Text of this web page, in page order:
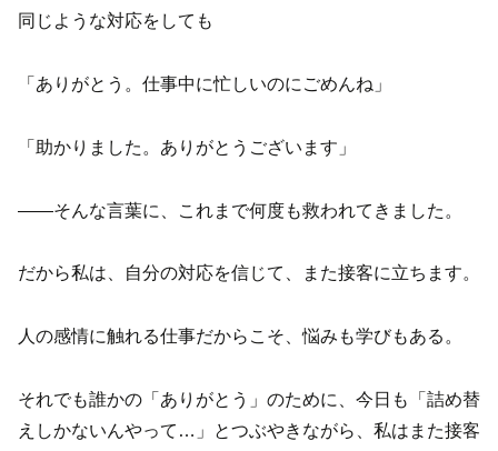
同じような対応をしても
「ありがとう。仕事中に忙しいのにごめんね」
「助かりました。ありがとうございます」
——そんな言葉に、これまで何度も救われてきました。
だから私は、自分の対応を信じて、また接客に立ちます。
人の感情に触れる仕事だからこそ、悩みも学びもある。
それでも誰かの「ありがとう」のために、今日も「詰め替
えしかないんやって…」とつぶやきながら、私はまた接客